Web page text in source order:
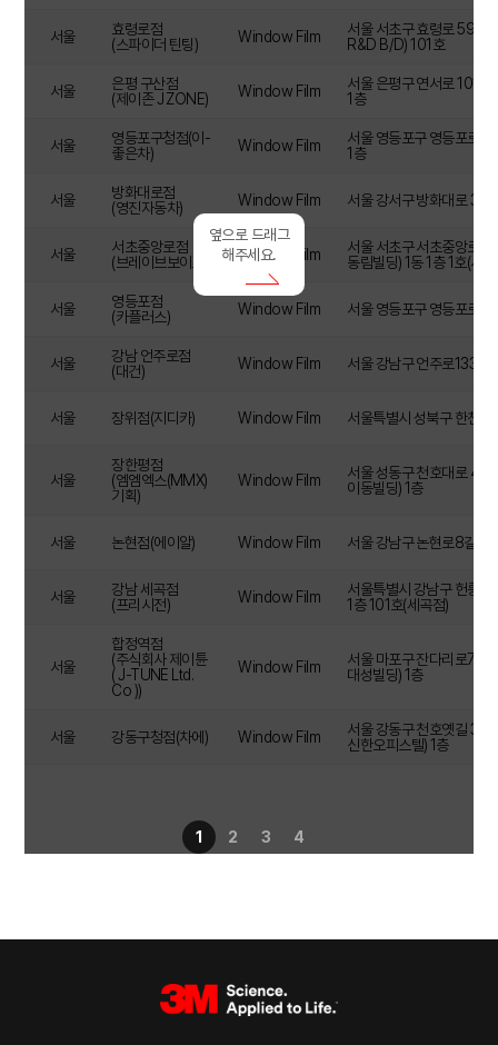
옆으로 드래그
해주세요.
서울
효령로점
(스파이더 틴팅)
Window Film
서울 서초구 효령로 59 (
R&D B/D) 101호
서울
은평 구산점
(제이존 J ZONE)
Window Film
서울 은평구 연서로 101 (
1층
서울
영등포구청점(이-
좋은차)
Window Film
서울 영등포구 영등포로
1층
서울
방화대로점
(영진자동차)
Window Film 서울 강서구 방화대로 373
서울
서초중앙로점
(브레이브보이즈)
Window Film
서울 서초구 서초중앙로8
동림빌딩) 1동 1층 1호(사
서울
영등포점
(카플러스)
Window Film 서울 영등포구 영등포로
서울
강남 언주로점
(대건)
Window Film 서울 강남구 언주로133길
서울 장위점(지디카) Window Film 서울특별시 성북구 한천로
서울
장한평점
(엠엠엑스(MMX)
기획)
Window Film
서울 성동구 천호대로
이동빌딩) 1층
서울 논현점(에이알) Window Film 서울 강남구 논현로8길 14
서울
강남 세곡점
(프리시전)
Window Film
서울특별시 강남구 헌릉
1층 101호(세곡점)
서울
합정역점
(주식회사 제이튠
( J-TUNE Ltd.
Co ))
Window Film
서울 마포구 잔다리로7안
대성빌딩) 1층
서울 강동구청점(차에) Window Film
서울 강동구 천호옛길 34 (
신한오피스텔) 1층
1 2 3 4